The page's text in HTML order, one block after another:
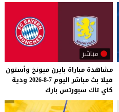
مباشر
مشاهدة مباراة بايرن ميونخ وأستون
فيلا بث مباشر اليوم 7-8-2026
ودية
كاي تاك سبورتس بارك